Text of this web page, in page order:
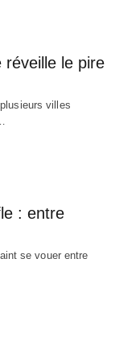
réveille le pire
villes
: entre
se vouer entre